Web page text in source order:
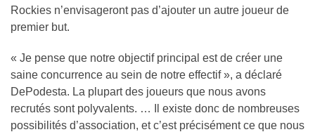
Rockies n’envisageront pas d’ajouter un autre joueur de
premier but.
« Je pense que notre objectif principal est de créer une
saine concurrence au sein de notre effectif », a déclaré
DePodesta. La plupart des joueurs que nous avons
recrutés sont polyvalents. … Il existe donc de nombreuses
possibilités d’association, et c’est précisément ce que nous